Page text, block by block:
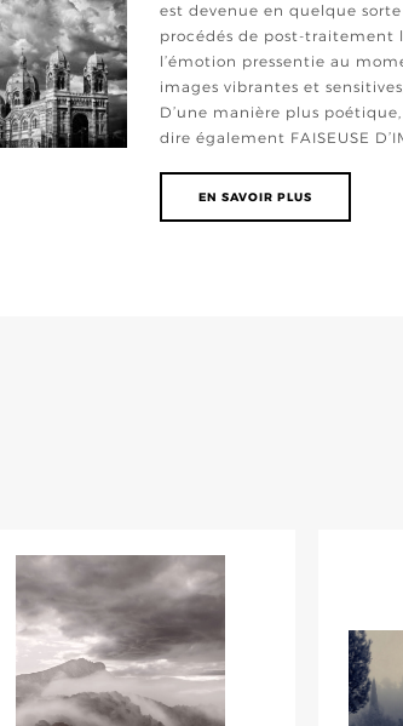
est devenue en quelque sorte
procédés de post-
l’émotion pressentie au
images vibrantes et
D’une manière plus
dire également FAISEUSE
EN SAVOIR PLUS